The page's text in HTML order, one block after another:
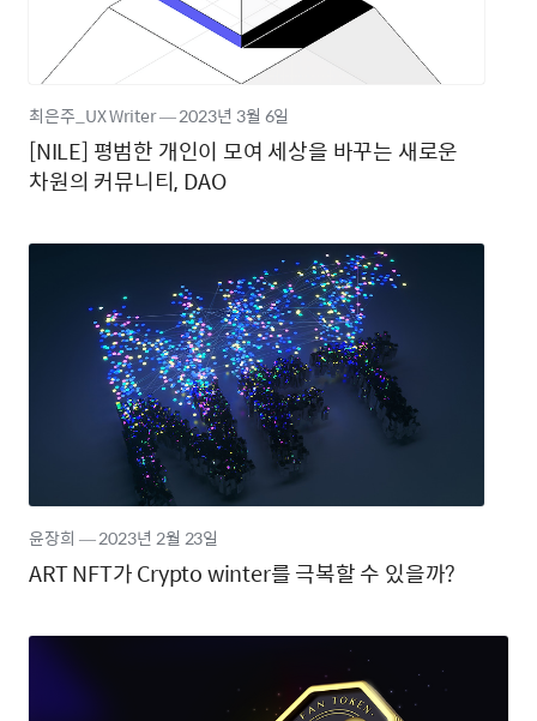
[NILE] 평범한 개인이 모여 세상을 바꾸는 새로운
차원의 커뮤니티, DAO
최은주_UX Writer―2023년 3월 6일
ART NFT가 Crypto winter를 극복할 수 있을까?
윤장희 ―2023년 2월 23일